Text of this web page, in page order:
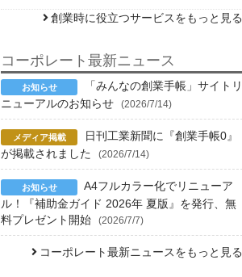
創業時に役立つサービスをもっと見る
コーポレート最新ニュース
「みんなの創業手帳」サイトリ
ニューアルのお知らせ
(2026/7/14)
日刊工業新聞に『創業手帳0』
が掲載されました
(2026/7/14)
A4フルカラー化でリニューア
ル！『補助金ガイド 2026年 夏版』を発行、無
料プレゼント開始
(2026/7/7)
コーポレート最新ニュースをもっと見る